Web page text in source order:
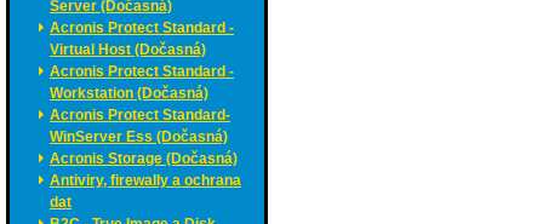
Server (Dočasná)
Acronis Protect Standard -
Virtual Host (Dočasná)
Acronis Protect Standard -
Workstation (Dočasná)
Acronis Protect Standard-
WinServer Ess (Dočasná)
Acronis Storage (Dočasná)
Antiviry, firewally a ochrana
dat